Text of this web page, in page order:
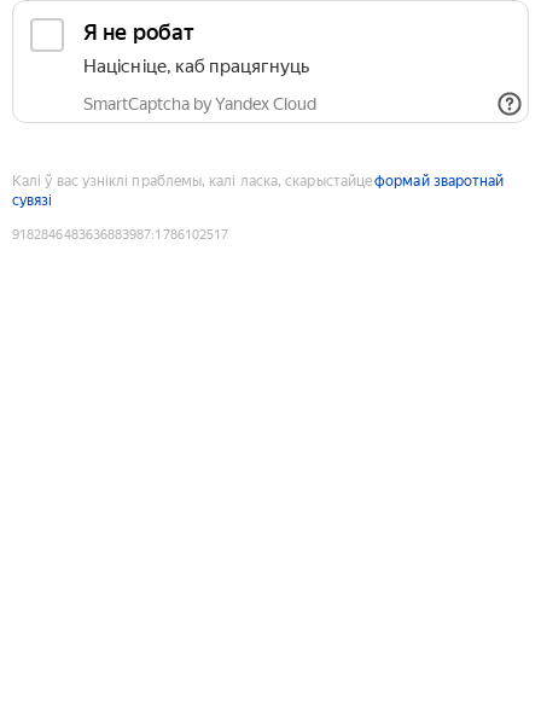
Я не робат
Націсніце, каб працягнуць
SmartCaptcha by Yandex Cloud
Калі ў вас узніклі праблемы, калі ласка, скарыстайцеформай зваротнай
сувязі
9182846483636883987:1786102517